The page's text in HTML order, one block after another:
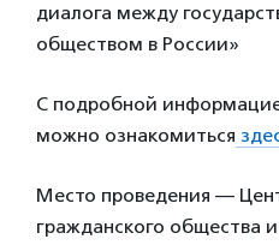
диалога между
обществом в России»
С подробной
можно ознакомиться
Место проведения —
гражданского общества